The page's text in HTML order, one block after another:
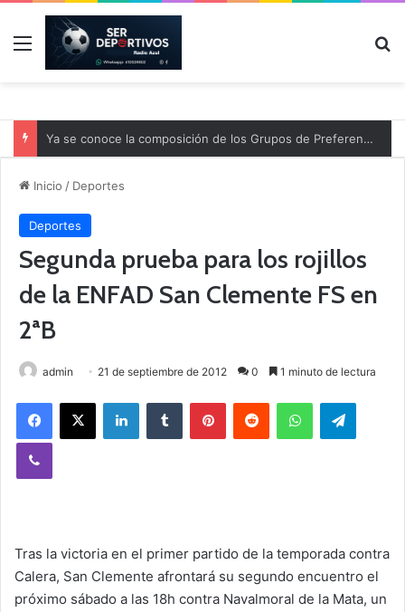
Menú
Ya se conoce la composición de los Grupos de Preferente y el calendario
Inicio / Deportes
Deportes
Segunda prueba para los rojillos
de la ENFAD San Clemente FS en
2ªB
admin 21 de septiembre de 2012 0 1 minuto de lectura
Tras la victoria en el primer partido de la temporada contra
Calera, San Clemente afrontará su segundo encuentro el
próximo sábado a las 18h contra Navalmoral de la Mata, un